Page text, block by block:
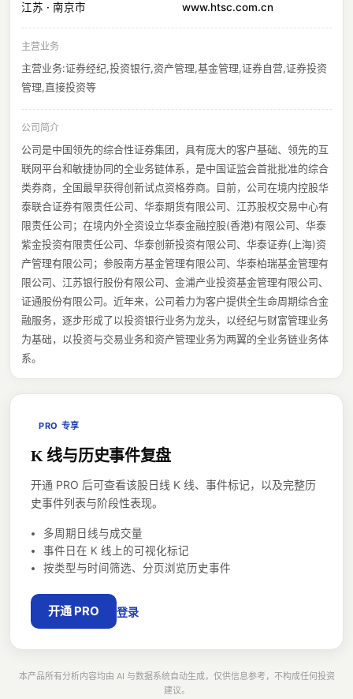
江苏 · 南京市 www.htsc.com.cn
主营业务
主营业务:证券经纪,投资银行,资产管理,基金管理,证券自营,证券投资
管理,直接投资等
公司简介
公司是中国领先的综合性证券集团，具有庞大的客户基础、领先的互
联网平台和敏捷协同的全业务链体系，是中国证监会首批批准的综合
类券商，全国最早获得创新试点资格券商。目前，公司在境内控股华
泰联合证券有限责任公司、华泰期货有限公司、江苏股权交易中心有
限责任公司；在境内外全资设立华泰金融控股(香港)有限公司、华泰
紫金投资有限责任公司、华泰创新投资有限公司、华泰证券(上海)资
产管理有限公司；参股南方基金管理有限公司、华泰柏瑞基金管理有
限公司、江苏银行股份有限公司、金浦产业投资基金管理有限公司、
证通股份有限公司。近年来，公司着力为客户提供全生命周期综合金
融服务，逐步形成了以投资银行业务为龙头，以经纪与财富管理业务
为基础，以投资与交易业务和资产管理业务为两翼的全业务链业务体
系。
PRO 专享
K 线与历史事件复盘
开通 PRO 后可查看该股日线 K 线、事件标记，以及完整历
史事件列表与阶段性表现。
多周期日线与成交量
事件日在 K 线上的可视化标记
按类型与时间筛选、分页浏览历史事件
开通 PRO 登录
本产品所有分析内容均由 AI 与数据系统自动生成，仅供信息参考，不构成任何投资
建议。